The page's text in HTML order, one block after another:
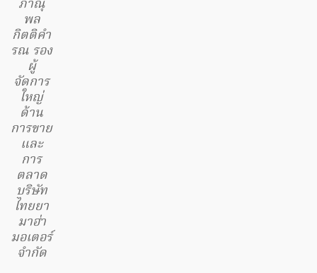
ภาณุ
พล
กิตติคำ
รณ รอง
ผู้
จัดการ
ใหญ่
ด้าน
การขาย
และ
การ
ตลาด
บริษัท
ไทยยา
มาฮ่า
มอเตอร์
จำกัด